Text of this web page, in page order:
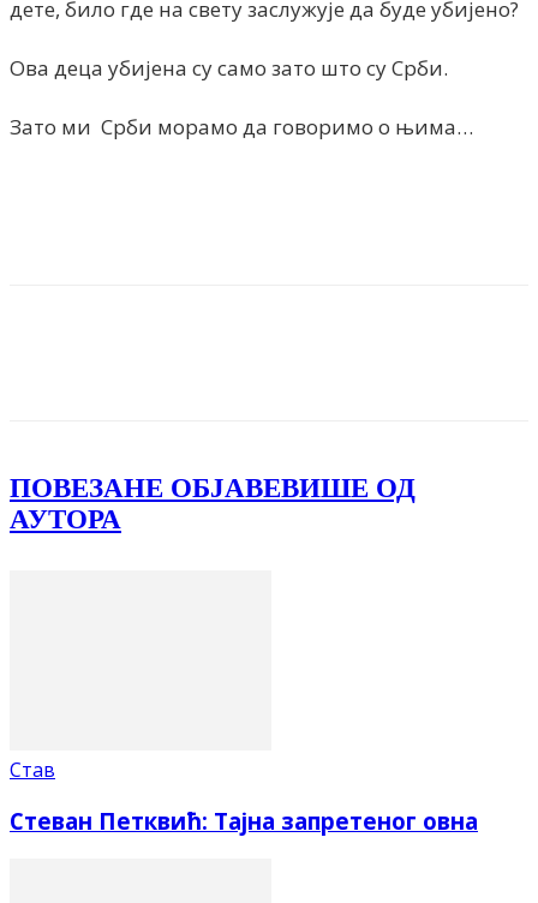
дете, било где на свету заслужује да буде убијено?
Ова деца убијена су само зато што су Срби.
Зато ми Срби морамо да говоримо о њима…
ПОВЕЗАНЕ ОБЈАВЕВИШЕ ОД
АУТОРА
Став
Стеван Петквић: Тајна запретеног овна